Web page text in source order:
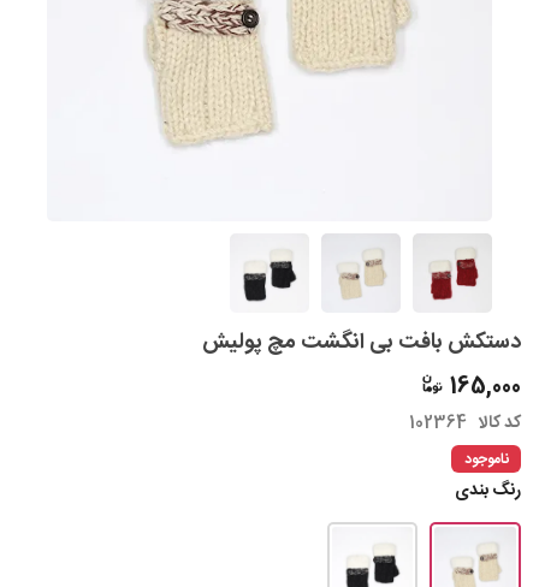
دستکش بافت بی انگشت مچ پولیش
165,000
کد کالا 102364
ناموجود
رنگ بندی